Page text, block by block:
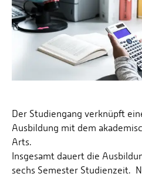
Der Studiengang verknüpft
Ausbildung mit dem
Arts.
Insgesamt dauert die
sechs Semester Studienzeit.